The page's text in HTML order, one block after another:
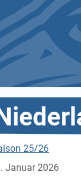
25/26
Januar 2026